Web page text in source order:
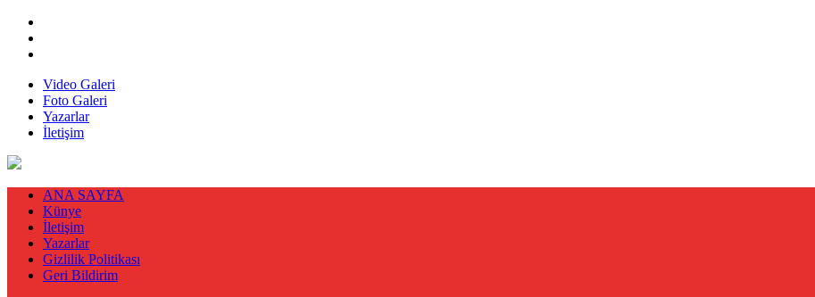
Video Galeri
Foto Galeri
Yazarlar
İletişim
ANA SAYFA
Künye
İletişim
Yazarlar
Gizlilik Politikası
Geri Bildirim